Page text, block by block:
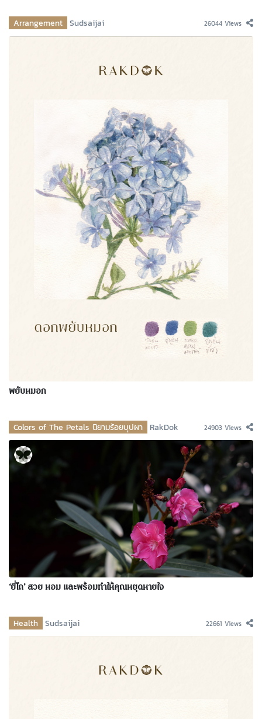
Arrangement Sudsaijai 26044 Views
พยับหมอก
Colors of The Petals นิยามร้อยบุปผา RakDok 24903 Views
‘ยี่โถ’ สวย หอม และพร้อมทำให้คุณหยุดหายใจ
Health Sudsaijai 22661 Views